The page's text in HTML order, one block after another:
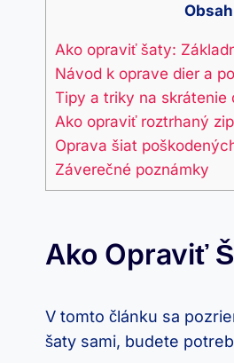
Ako ​opraviť⁢ šaty:
Návod k⁤ oprave dier a
Tipy a triky na skrátenie
Ako opraviť roztrhaný
Oprava šiat
Záverečné ⁢poznámky
Ako ​opraviť⁢
V tomto článku⁣ sa
šaty sami, budete